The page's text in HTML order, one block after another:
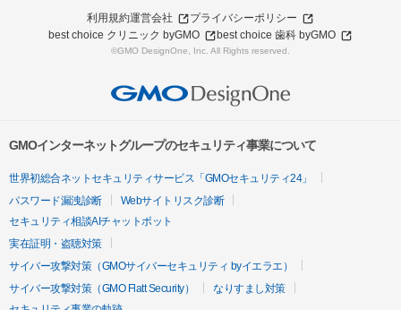
利用規約運営会社
プライバシーポリシー
best choice クリニック byGMO
best choice 歯科 byGMO
©GMO DesignOne, Inc. All Rights reserved.
GMOインターネットグループのセキュリティ事業について
世界初総合ネットセキュリティサービス「GMOセキュリティ24」
パスワード漏洩診断
Webサイトリスク診断
セキュリティ相談AIチャットボット
実在証明・盗聴対策
サイバー攻撃対策（GMOサイバーセキュリティ byイエラエ）
サイバー攻撃対策（GMO Flatt Security）
なりすまし対策